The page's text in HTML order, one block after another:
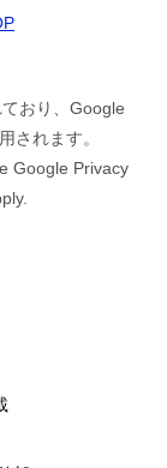
おり、Google
されます。
Google Privacy